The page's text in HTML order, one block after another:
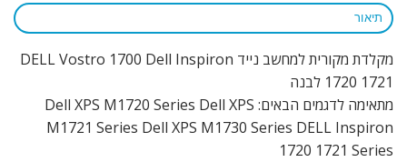
תיאור
מקלדת מקורית למחשב נייד DELL Vostro 1700 Dell Inspiron
1720 1721 לבנה
מתאימה לדגמים הבאים: Dell XPS M1720 Series Dell XPS
M1721 Series Dell XPS M1730 Series DELL Inspiron
1720 1721 Series